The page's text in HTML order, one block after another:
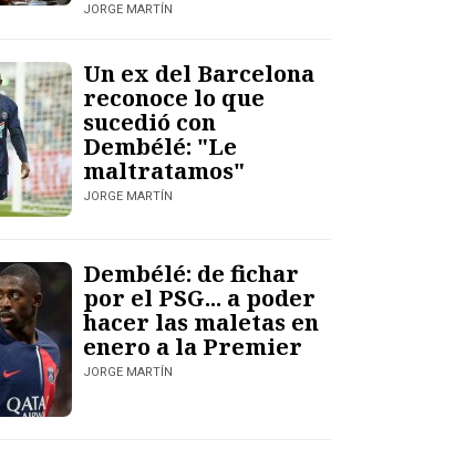
JORGE MARTÍN
Un ex del Barcelona
reconoce lo que
sucedió con
Dembélé: "Le
maltratamos"
JORGE MARTÍN
Dembélé: de fichar
por el PSG... a poder
hacer las maletas en
enero a la Premier
JORGE MARTÍN